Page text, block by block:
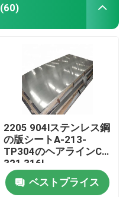
(60)
2205 904lステンレス鋼
の版シートA-213-
TP304のヘアラインCr
321 316l
ベストプライス